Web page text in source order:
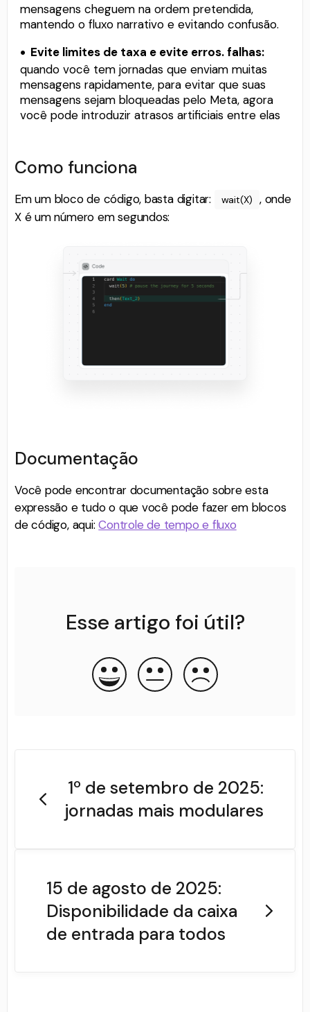
mensagens cheguem na ordem pretendida,
mantendo o fluxo narrativo e evitando confusão.
Evite limites de taxa e evite erros. falhas:
quando você tem jornadas que enviam muitas
mensagens rapidamente, para evitar que suas
mensagens sejam bloqueadas pelo Meta, agora
você pode introduzir atrasos artificiais entre elas
Como funciona
Em um bloco de código, basta digitar: wait(X)
, onde
X é um número em segundos:
Documentação
Você pode encontrar documentação sobre esta
expressão e tudo o que você pode fazer em blocos
de código, aqui:Controle de tempo e fluxo
Esse artigo foi útil?
1º de setembro de 2025:
jornadas mais modulares
15 de agosto de 2025:
Disponibilidade da caixa
de entrada para todos